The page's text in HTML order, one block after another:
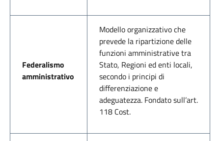
Federalismo
amministrativo
Modello organizzativo che
prevede la ripartizione delle
funzioni amministrative tra
Stato, Regioni ed enti locali,
secondo i principi di
differenziazione e
adeguatezza. Fondato sull’art.
118 Cost.